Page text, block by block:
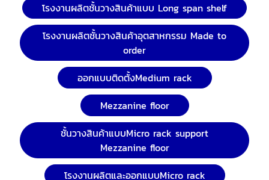
โรงงานผลิตชั้นวางสินค้าแบบ Long span shelf
โรงงานผลิตชั้นวางสินค้าอุตสาหกรรม Made to
order
ออกแบบติดตั้งMedium rack
Mezzanine floor
ชั้นวางสินค้าแบบMicro rack support
Mezzanine floor
โรงงานผลิตและออกแบบMicro rack